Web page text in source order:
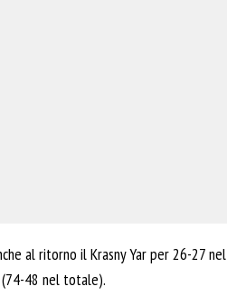
al ritorno il Krasny Yar per 26-27 nel
(74-48 nel totale).